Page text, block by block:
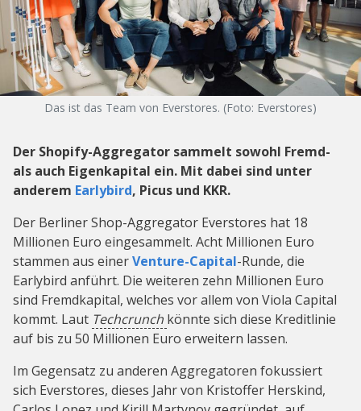
Das ist das Team von Everstores. (Foto: Everstores)
Der Shopify-Aggregator sammelt sowohl Fremd-
als auch Eigenkapital ein. Mit dabei sind unter
anderem Earlybird, Picus und KKR.
Der Berliner Shop-Aggregator Everstores hat 18
Millionen Euro eingesammelt. Acht Millionen Euro
stammen aus einerVenture-Capital-Runde, die
Earlybird anführt. Die weiteren zehn Millionen Euro
sind Fremdkapital, welches vor allem von Viola Capital
kommt. Laut Techcrunch könnte sich diese Kreditlinie
auf bis zu 50 Millionen Euro erweitern lassen.
Im Gegensatz zu anderen Aggregatoren fokussiert
sich Everstores, dieses Jahr von Kristoffer Herskind,